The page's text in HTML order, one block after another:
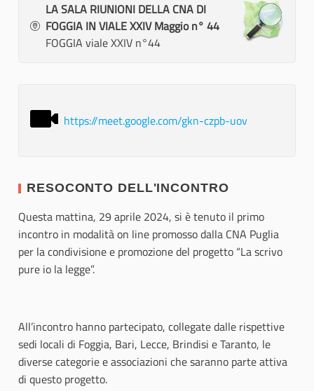
LA SALA RIUNIONI DELLA CNA DI
FOGGIA IN VIALE XXIV Maggio n° 44
FOGGIA viale XXIV n°44
https://meet.google.com/gkn-czpb-uov
RESOCONTO DELL'INCONTRO
Questa mattina, 29 aprile 2024, si è tenuto il primo
incontro in modalità on line promosso dalla CNA Puglia
per la condivisione e promozione del progetto “La scrivo
pure io la legge”.
All’incontro hanno partecipato, collegate dalle rispettive
sedi locali di Foggia, Bari, Lecce, Brindisi e Taranto, le
diverse categorie e associazioni che saranno parte attiva
di questo progetto.